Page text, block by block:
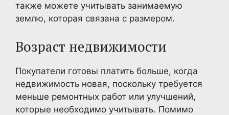
также можете учитывать занимаемую
землю, которая связана с размером.
Возраст недвижимости
Покупатели готовы платить больше, когда
недвижимость новая, поскольку требуется
меньше ремонтных работ или улучшений,
которые необходимо учитывать. Помимо